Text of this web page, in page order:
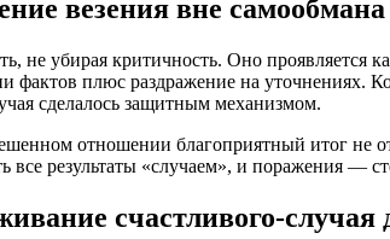
везения вне самообмана
не убирая критичность. Оно проявляется
фактов плюс раздражение на уточнениях.
сделалось защитным механизмом.
отношении благоприятный итог не
все результаты «случаем», и поражения —
счастливого-случая